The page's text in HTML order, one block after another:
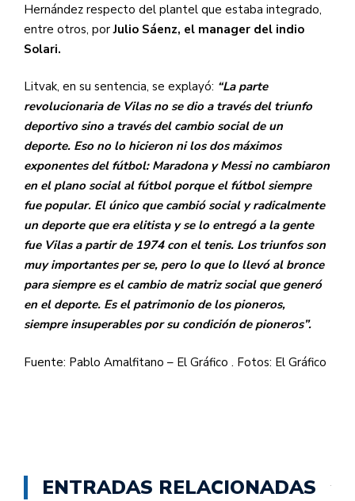
Hernández respecto del plantel que estaba integrado,
entre otros, porJulio Sáenz, el manager del indio
Solari.
Litvak, en su sentencia, se explayó: “La parte
revolucionaria de Vilas no se dio a través del triunfo
deportivo sino a través del cambio social de un
deporte. Eso no lo hicieron ni los dos máximos
exponentes del fútbol: Maradona y Messi no cambiaron
en el plano social al fútbol porque el fútbol siempre
fue popular. El único que cambió social y radicalmente
un deporte que era elitista y se lo entregó a la gente
fue Vilas a partir de 1974 con el tenis. Los triunfos son
muy importantes per se, pero lo que lo llevó al bronce
para siempre es el cambio de matriz social que generó
en el deporte. Es el patrimonio de los pioneros,
siempre insuperables por su condición de pioneros”.
Fuente: Pablo Amalfitano – El Gráfico . Fotos: El Gráfico
ENTRADAS RELACIONADAS